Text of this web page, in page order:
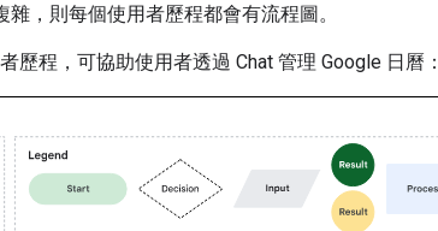
，則每個使用者歷程都會有流程圖。
歷程，可協助使用者透過 Chat 管理 Google 日曆